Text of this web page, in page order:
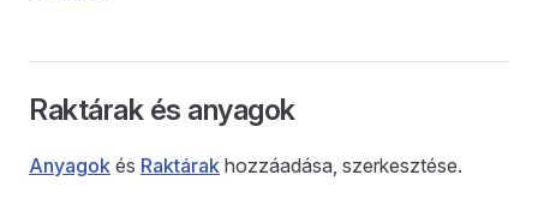
Raktárak és anyagok
Anyagok és Raktárak hozzáadása, szerkesztése.